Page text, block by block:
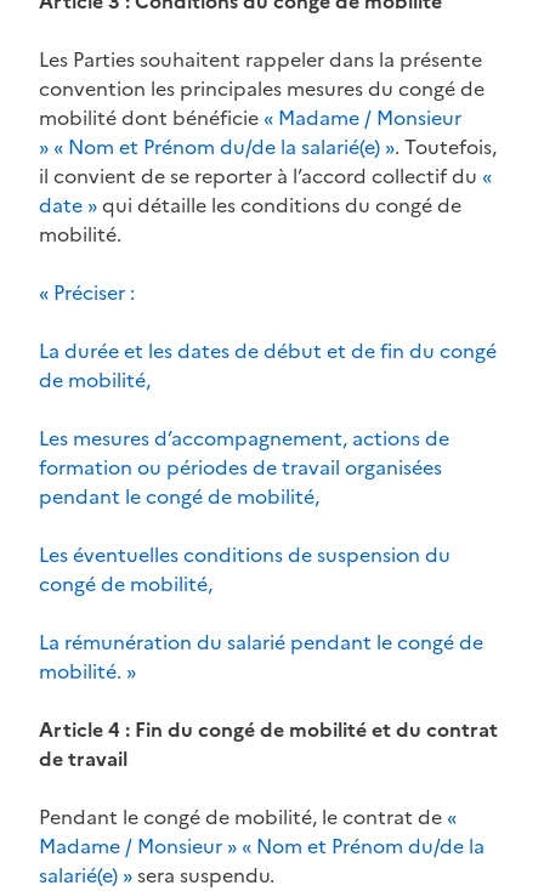
Les Parties souhaitent rappeler dans la présente
convention les principales mesures du congé de
mobilité dont bénéficie « Madame / Monsieur
» « Nom et Prénom du/de la salarié(e) ». Toutefois,
il convient de se reporter à l’accord collectif du «
date »qui détaille les conditions du congé de
mobilité.
« Préciser :
La durée et les dates de début et de fin du congé
de mobilité,
Les mesures d’accompagnement, actions de
formation ou périodes de travail organisées
pendant le congé de mobilité,
Les éventuelles conditions de suspension du
congé de mobilité,
La rémunération du salarié pendant le congé de
mobilité. »
Article 4 : Fin du congé de mobilité et du contrat
de travail
Pendant le congé de mobilité, le contrat de «
Madame / Monsieur » « Nom et Prénom du/de la
salarié(e) »sera suspendu.